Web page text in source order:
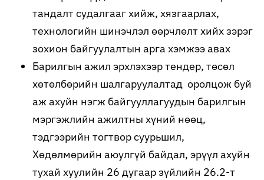
тандалт судалгааг хийж, хязгаарлах,
технологийн шинэчлэл өөрчлөлт хийх зэрэг
зохион байгуулалтын арга хэмжээ авах
Барилгын ажил эрхлэхээр тендер, төсөл
хөтөлбөрийн шалгаруулалтад оролцож буй
аж ахуйн нэгж байгууллагуудын барилгын
мэргэжлийн ажилтны хүний нөөц,
тэдгээрийн тогтвор суурьшил,
Хөдөлмөрийн аюулгүй байдал, эрүүл ахуйн
тухай хуулийн 26 дугаар зүйлийн 26.2-т